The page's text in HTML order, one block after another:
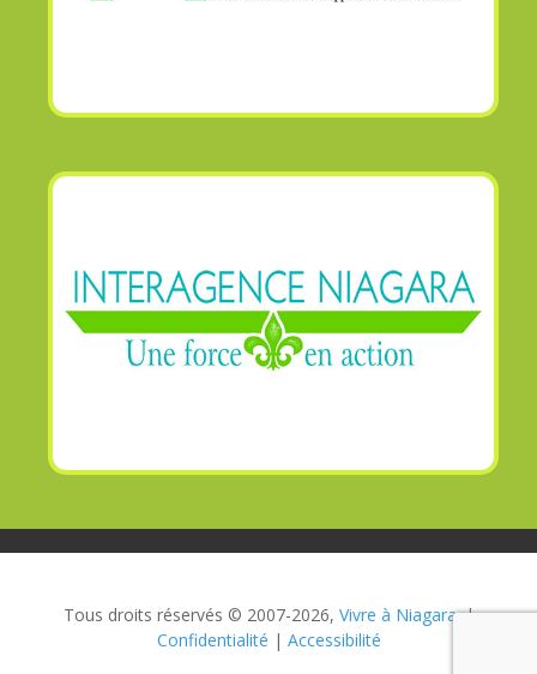
Tous droits réservés © 2007-2026, Vivre à Niagara.|
Confidentialité | Accessibilité